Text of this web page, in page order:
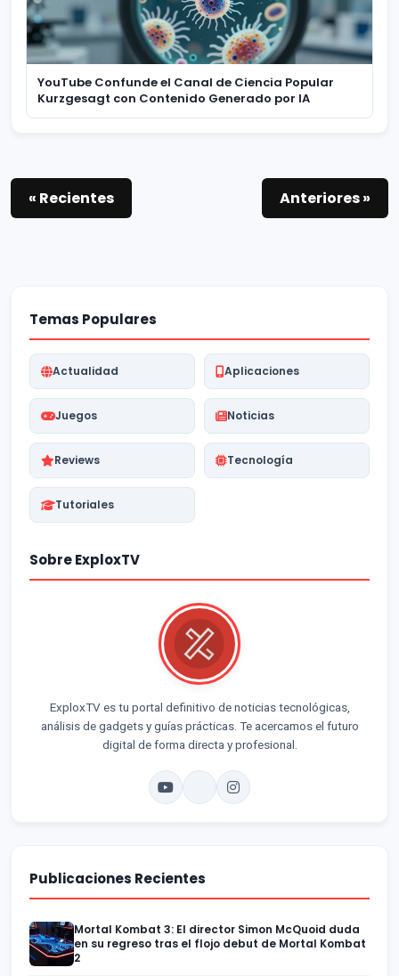
YouTube Confunde el Canal de Ciencia Popular
Kurzgesagt con Contenido Generado por IA
« Recientes Anteriores »
Temas Populares
Actualidad Aplicaciones
Juegos Noticias
Reviews Tecnología
Tutoriales
Sobre ExploxTV
ExploxTV es tu portal definitivo de noticias tecnológicas,
análisis de gadgets y guías prácticas. Te acercamos el futuro
digital de forma directa y profesional.
Publicaciones Recientes
Mortal Kombat 3: El director Simon McQuoid duda
en su regreso tras el flojo debut de Mortal Kombat
2